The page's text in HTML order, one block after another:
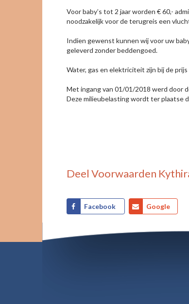
Voor baby’s tot 2 jaar worden € 60,-
noodzakelijk voor de terugreis een
Indien gewenst kunnen wij voor uw
geleverd zonder beddengoed.
Water, gas en elektriciteit zijn bij de
Met ingang van 01/01/2018 werd door
Deze milieubelasting wordt ter plaatse
Deel Voorwaarden
Facebook Google